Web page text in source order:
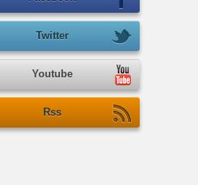
Twitter
Youtube
Rss